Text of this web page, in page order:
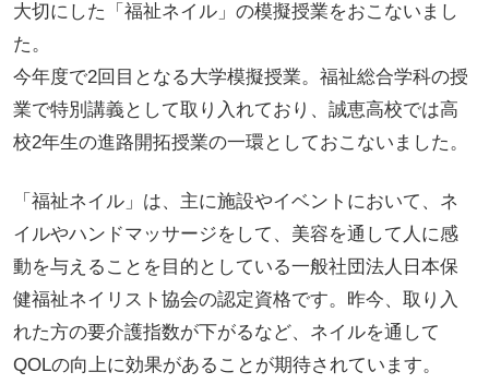
大切にした「福祉ネイル」の模擬授業をおこないまし
た。
今年度で2回目となる大学模擬授業。福祉総合学科の授
業で特別講義として取り入れており、誠恵高校では高
校2年生の進路開拓授業の一環としておこないました。
「福祉ネイル」は、主に施設やイベントにおいて、ネ
イルやハンドマッサージをして、美容を通して人に感
動を与えることを目的としている一般社団法人日本保
健福祉ネイリスト協会の認定資格です。昨今、取り入
れた方の要介護指数が下がるなど、ネイルを通して
QOLの向上に効果があることが期待されています。